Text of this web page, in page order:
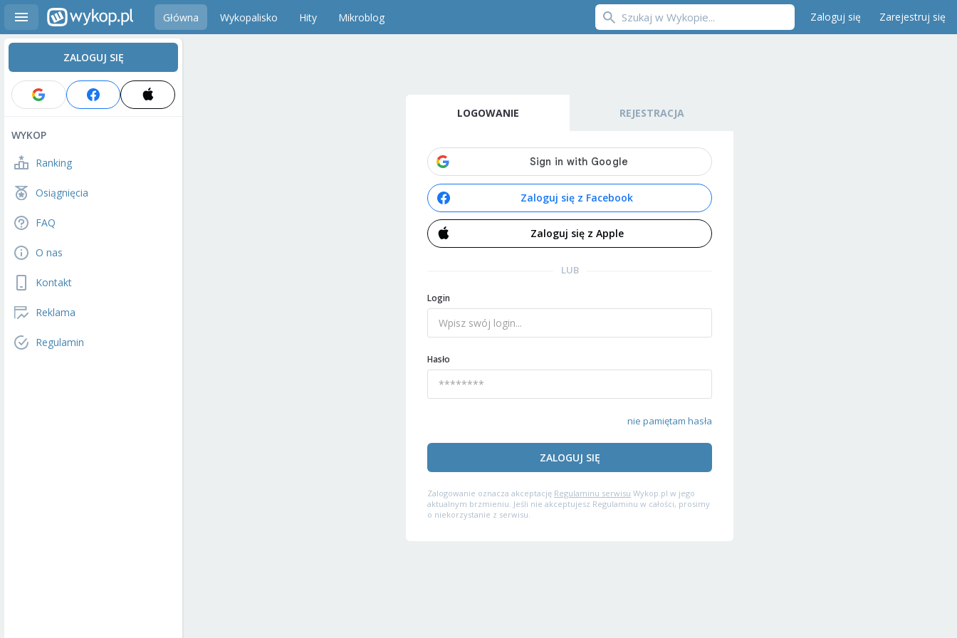
Główna Wykopalisko Hity Mikroblog Zaloguj się Zarejestruj się
ZALOGUJ SIĘ
WYKOP
Ranking
Osiągnięcia
FAQ
O nas
Kontakt
Reklama
Regulamin
LOGOWANIE REJESTRACJA
Zaloguj się z Facebook
Zaloguj się z Apple
LUB
Login
Hasło
nie pamiętam hasła
ZALOGUJ SIĘ
Zalogowanie oznacza akceptację Regulaminu serwisu Wykop.pl w jego
aktualnym brzmieniu. Jeśli nie akceptujesz Regulaminu w całości, prosimy
o niekorzystanie z serwisu.